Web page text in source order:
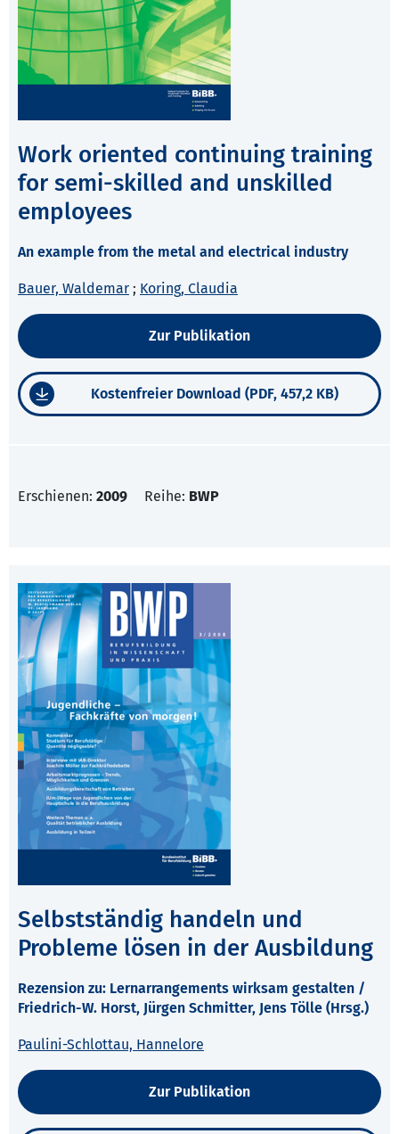
Work oriented continuing training
for semi-skilled and unskilled
employees
An example from the metal and electrical industry
Bauer, Waldemar ; Koring, Claudia
Zur Publikation
Kostenfreier Download (PDF, 457,2 KB)
Erschienen: 2009 Reihe: BWP
Selbstständig handeln und
Probleme lösen in der Ausbildung
Rezension zu: Lernarrangements wirksam gestalten /
Friedrich-W. Horst, Jürgen Schmitter, Jens Tölle (Hrsg.)
Paulini-Schlottau, Hannelore
Zur Publikation